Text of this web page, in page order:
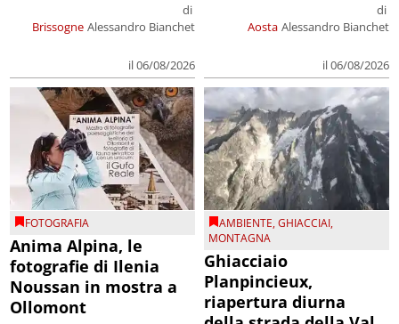
Brissogne
di
Alessandro Bianchet
il 06/08/2026
Aosta
di
Alessandro Bianchet
il 06/08/2026
FOTOGRAFIA
Anima Alpina, le
fotografie di Ilenia
Noussan in mostra a
Ollomont
AMBIENTE,GHIACCIAI,
MONTAGNA
Ghiacciaio
Planpincieux,
riapertura diurna